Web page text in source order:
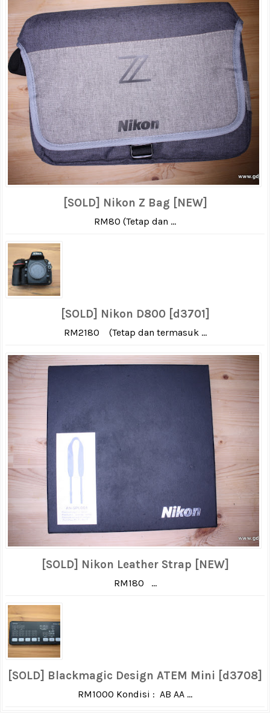
[SOLD] Nikon Z Bag [NEW]
RM80 (Tetap dan ...
[SOLD] Nikon D800 [d3701]
RM2180 (Tetap dan termasuk ...
[SOLD] Nikon Leather Strap [NEW]
RM180 ...
[SOLD] Blackmagic Design ATEM Mini [d3708]
RM1000 Kondisi : AB AA ...